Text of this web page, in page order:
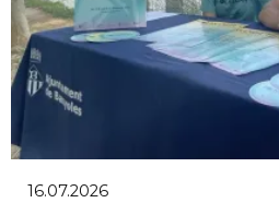
16.07.2026